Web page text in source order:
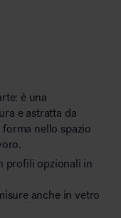
è una
e astratta da
nello spazio
profili opzionali in
anche in vetro